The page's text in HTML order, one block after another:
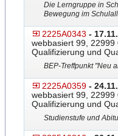
Die Lerngruppe in
Bewegung im
2225A0343 -
webbasiert 99,
Qualifizierung und
BEP-Treffpunkt "Neu
2225A0359 -
webbasiert 99,
Qualifizierung und
Studienstufe und